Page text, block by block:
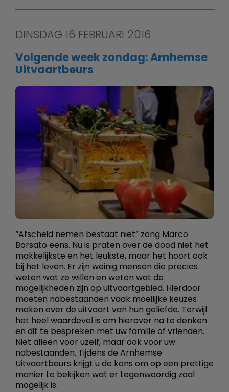
DINSDAG 16 FEBRUARI 2016
Volgende week zondag: Arnhemse
Uitvaartbeurs
“Afscheid nemen bestaat niet” zong Marco
Borsato eens. Nu is praten over de dood niet het
makkelijkste en het leukste, maar het hoort ook
bij het leven. Er zijn weinig mensen die precies
weten wat ze willen en weten wat de
mogelijkheden zijn op uitvaartgebied. Hierdoor
moeten nabestaanden vaak moeilijke keuzes
maken over de uitvaart van hun geliefde. Terwijl
het heel waardevol is om hierover na te denken
en dit te bespreken met uw familie of vrienden.
Niet alleen voor uzelf, maar ook voor uw
nabestaanden. Tijdens de Arnhemse
Uitvaartbeurs krijgt u de kans om op een prettige
manier te bekijken wat er tegenwoordig zoal
mogelijk is.